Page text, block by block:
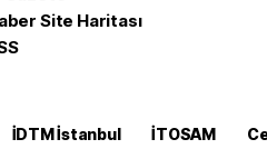
Site Haritası
İDTM İstanbul İTOSAM